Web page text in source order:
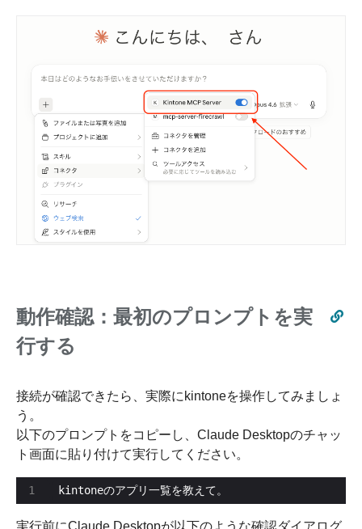
動作確認：最初のプロンプトを実
行する
接続が確認できたら、実際にkintoneを操作してみましょ
う。
以下のプロンプトをコピーし、Claude Desktopのチャッ
ト画面に貼り付けて実行してください。
kintoneのアプリ一覧を教えて。
実行前にClaude Desktopが以下のような確認ダイアログ